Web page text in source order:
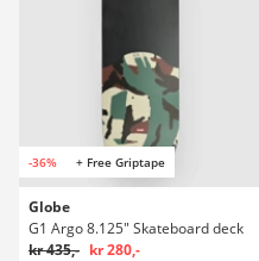
-36% + Free Griptape
Globe
G1 Argo 8.125" Skateboard deck
kr 435,- kr 280,-